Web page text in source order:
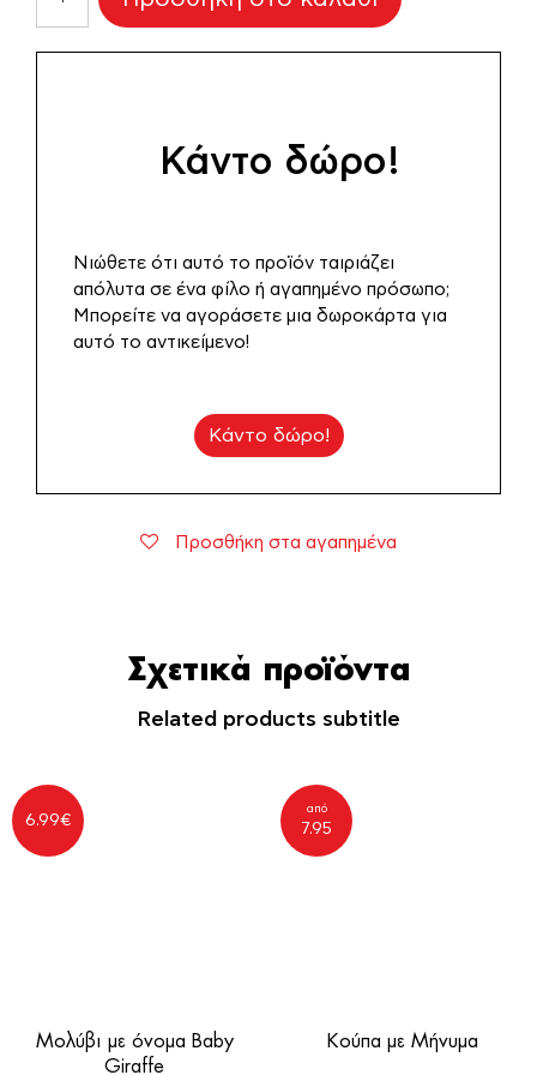
Τσάντα
Γλώσσα
Κάντο δώρο!
Νιώθετε ότι αυτό το προϊόν ταιριάζει
απόλυτα σε ένα φίλο ή αγαπημένο πρόσωπο;
Μπορείτε να αγοράσετε μια δωροκάρτα για
αυτό το αντικείμενο!
Κάντο δώρο!
Προσθήκη στα αγαπημένα
Σχετικά προϊόντα
Related products subtitle
Μολύβι με όνομα Baby
Giraffe
6.99€
Κούπα με Μήνυμα
από
7.95